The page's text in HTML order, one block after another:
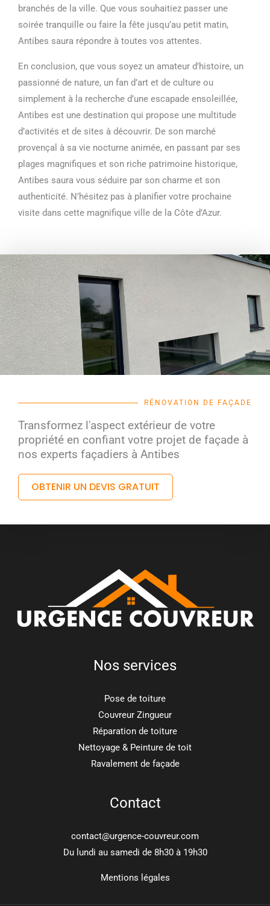
branchés de la ville. Que vous souhaitiez passer une
soirée tranquille ou faire la fête jusqu’au petit matin,
Antibes saura répondre à toutes vos attentes.
En conclusion, que vous soyez un amateur d’histoire, un
passionné de nature, un fan d’art et de culture ou
simplement à la recherche d’une escapade ensoleillée,
Antibes est une destination qui propose une multitude
d’activités et de sites à découvrir. De son marché
provençal à sa vie nocturne animée, en passant par ses
plages magnifiques et son riche patrimoine historique,
Antibes saura vous séduire par son charme et son
authenticité. N’hésitez pas à planifier votre prochaine
visite dans cette magnifique ville de la Côte d’Azur.
RÉNOVATION DE FAÇADE
Transformez l'aspect extérieur de votre
propriété en confiant votre projet de façade à
nos experts façadiers à Antibes
OBTENIR UN DEVIS GRATUIT
Nos services
Pose de toiture
Couvreur Zingueur
Réparation de toiture
Nettoyage & Peinture de toit
Ravalement de façade
Contact
contact@urgence-couvreur.com
Du lundi au samedi de 8h30 à 19h30
Mentions légales